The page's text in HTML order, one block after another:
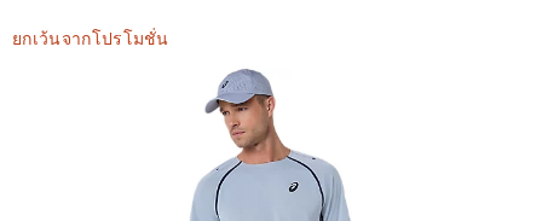
คะแนน
ยกเว้นจากโปรโมชั่น